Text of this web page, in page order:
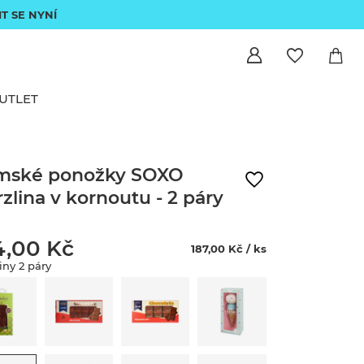
SE NYNÍ
ponožky SOXO
v kornoutu - 2 páry
Kč
187,00 Kč / ks
2 páry